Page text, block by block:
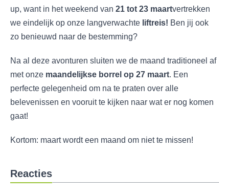
up, want in het weekend van 21 tot 23 maartvertrekken
we eindelijk op onze langverwachte liftreis! Ben jij ook
zo benieuwd naar de bestemming?
Na al deze avonturen sluiten we de maand traditioneel af
met onze maandelijkse borrel op 27 maart. Een
perfecte gelegenheid om na te praten over alle
belevenissen en vooruit te kijken naar wat er nog komen
gaat!
Kortom: maart wordt een maand om niet te missen!
Reacties